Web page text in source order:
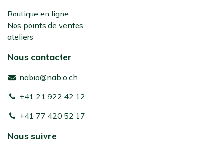
Boutique en ligne
Nos points de ventes
ateliers
Nous contacter
nabio@nabio.ch
+41 21 922 42 12
+41 77 420 52 17
Nous suivre